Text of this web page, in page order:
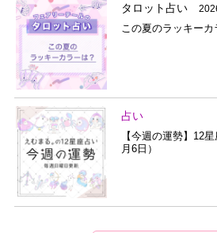
タロット占い
この夏のラッキー
占い
【今週の運勢】12
月6日）